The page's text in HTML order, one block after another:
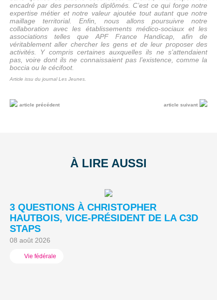
encadré par des personnels diplômés. C’est ce qui forge notre
expertise métier et notre valeur ajoutée tout autant que notre
maillage territorial. Enfin, nous allons poursuivre notre
collaboration avec les établissements médico-sociaux et les
associations telles que APF France Handicap, afin de
véritablement aller chercher les gens et de leur proposer des
activités. Y compris certaines auxquelles ils ne s’attendaient
pas, voire dont ils ne connaissaient pas l’existence, comme la
boccia ou le cécifoot.
Article issu du journal Les Jeunes.
article précédent article suivant
À LIRE AUSSI
3 QUESTIONS À CHRISTOPHER
HAUTBOIS, VICE-PRÉSIDENT DE LA C3D
STAPS
08 août 2026
Vie fédérale